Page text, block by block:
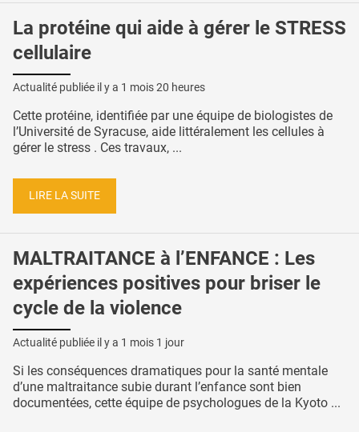
La protéine qui aide à gérer le STRESS
cellulaire
Actualité publiée il y a 1 mois 20 heures
Cette protéine, identifiée par une équipe de biologistes de
l’Université de Syracuse, aide littéralement les cellules à
gérer le stress . Ces travaux, ...
LIRE LA SUITE
MALTRAITANCE à l’ENFANCE : Les
expériences positives pour briser le
cycle de la violence
Actualité publiée il y a 1 mois 1 jour
Si les conséquences dramatiques pour la santé mentale
d’une maltraitance subie durant l’enfance sont bien
documentées, cette équipe de psychologues de la Kyoto ...